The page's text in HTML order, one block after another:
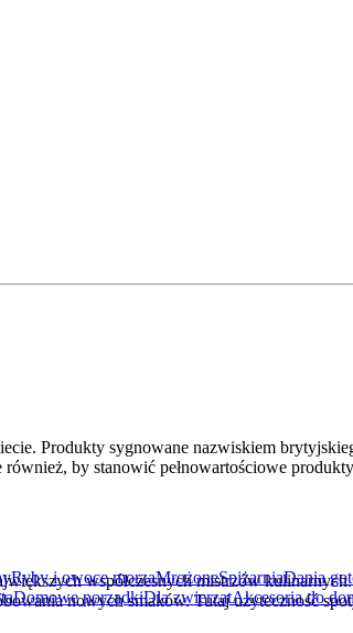
Ryby i owoce morzaMrożoneSpiżarniaDania
Domowe porządkiDla zwierzątAkcesoria do
Produkty sygnowane nazwiskiem
by stanowić pełnowartościowe
nowych smaków. Tutaj użyteczność